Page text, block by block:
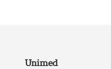
Unimed